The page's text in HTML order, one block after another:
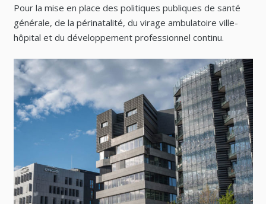
Pour la mise en place des politiques publiques de santé
générale, de la périnatalité, du virage ambulatoire ville-
hôpital et du développement professionnel continu.